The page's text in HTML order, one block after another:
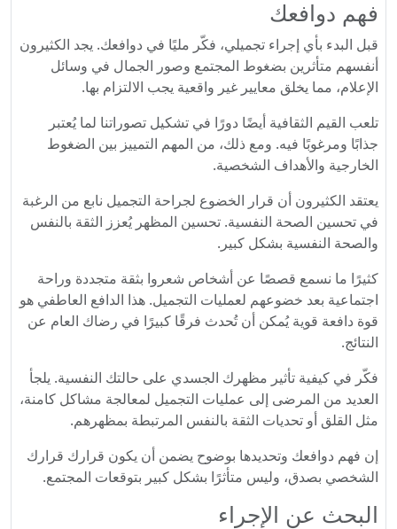
فهم دوافعك
قبل البدء بأي إجراء تجميلي، فكّر مليًا في دوافعك. يجد الكثيرون
أنفسهم متأثرين بضغوط المجتمع وصور الجمال في وسائل
الإعلام، مما يخلق معايير غير واقعية يجب الالتزام بها.
تلعب القيم الثقافية أيضًا دورًا في تشكيل تصوراتنا لما يُعتبر
جذابًا ومرغوبًا فيه. ومع ذلك، من المهم التمييز بين الضغوط
الخارجية والأهداف الشخصية.
يعتقد الكثيرون أن قرار الخضوع لجراحة التجميل نابع من الرغبة
في تحسين الصحة النفسية. تحسين المظهر يُعزز الثقة بالنفس
والصحة النفسية بشكل كبير.
كثيرًا ما نسمع قصصًا عن أشخاص شعروا بثقة متجددة وراحة
اجتماعية بعد خضوعهم لعمليات التجميل. هذا الدافع العاطفي هو
قوة دافعة قوية يُمكن أن تُحدث فرقًا كبيرًا في رضاك ​​العام عن
النتائج.
فكّر في كيفية تأثير مظهرك الجسدي على حالتك النفسية. يلجأ
العديد من المرضى إلى عمليات التجميل لمعالجة مشاكل كامنة،
مثل القلق أو تحديات الثقة بالنفس المرتبطة بمظهرهم.
إن فهم دوافعك وتحديدها بوضوح يضمن أن يكون قرارك قرارك
الشخصي بصدق، وليس متأثرًا بشكل كبير بتوقعات المجتمع.
البحث عن الإجراء